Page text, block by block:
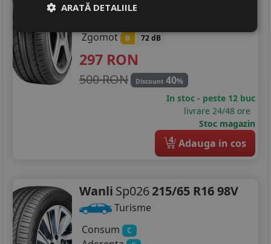
Consum D
Zgomot B 72 dB
297 RON
500 RON Discount 40%
In stoc - peste 12 buc
livrare 24/48 ore
Stoc magazin
4 Adauga in cos
Wanli Sp026215/65 R16 98V
Turisme
Consum
C
ARATĂ DETALIILE